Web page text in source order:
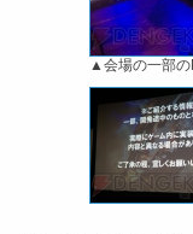
▲会場の一部の